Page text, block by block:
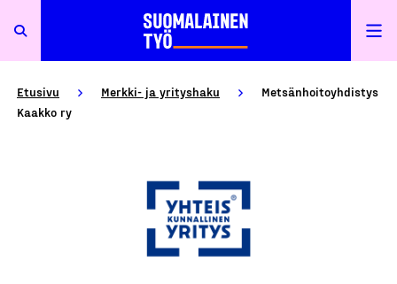
Etusivu Merkki- ja yrityshaku
Metsänhoitoyhdistys
Kaakko ry